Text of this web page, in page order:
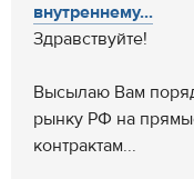
внутреннему...
Здравствуйте!
Высылаю Вам
рынку РФ на
контрактам...